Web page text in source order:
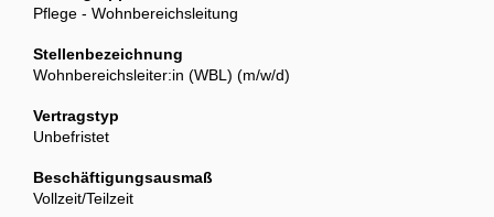
Pflege - Wohnbereichsleitung
Stellenbezeichnung
Wohnbereichsleiter:in (WBL) (m/w/d)
Vertragstyp
Unbefristet
Beschäftigungsausmaß
Vollzeit/Teilzeit